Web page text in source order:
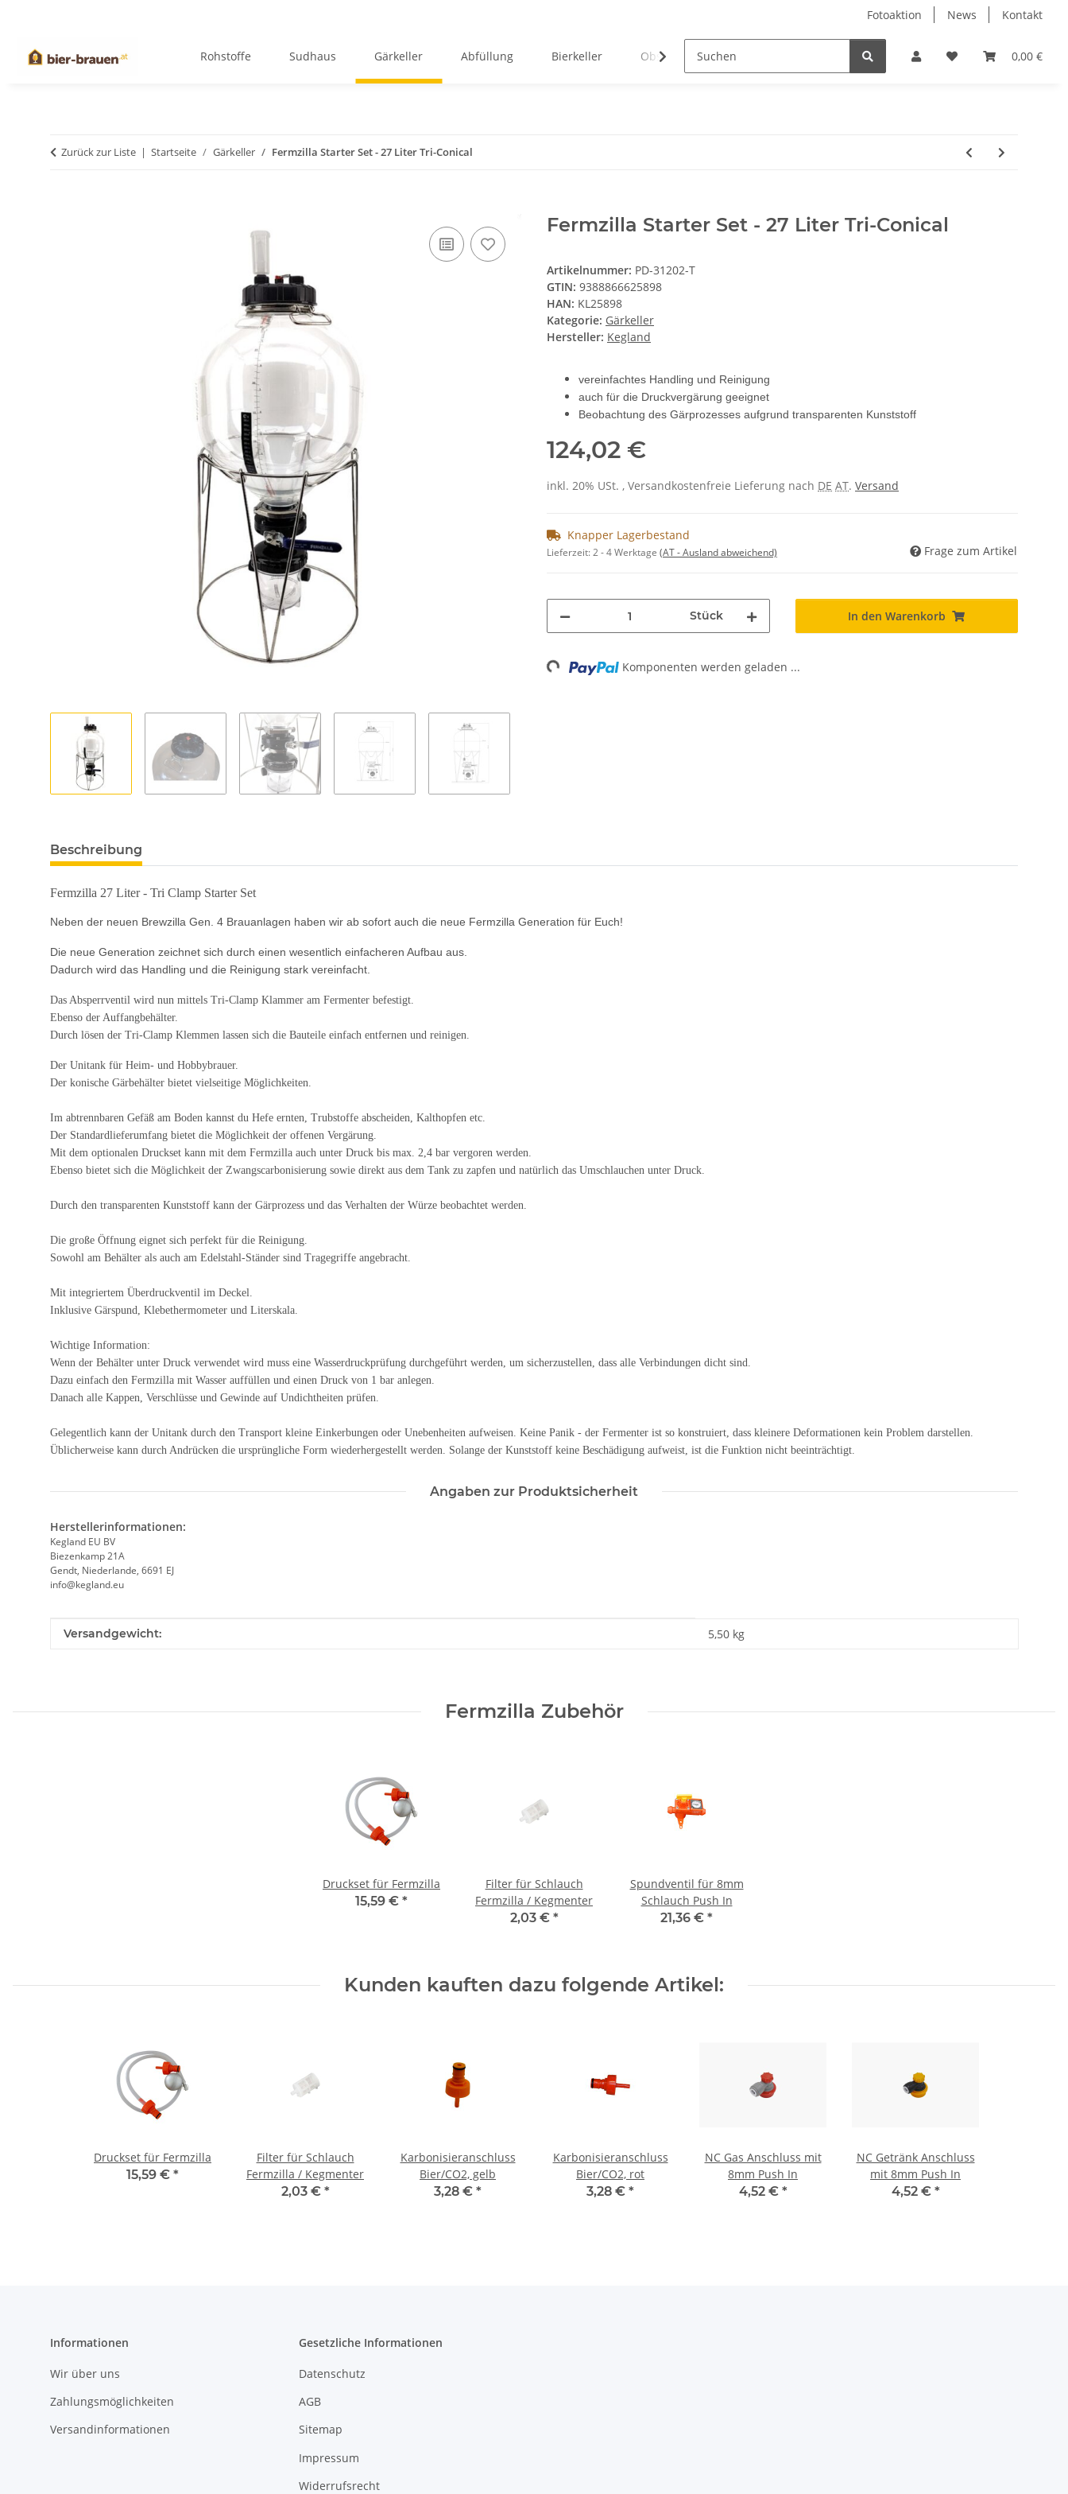
Fotoaktion News Kontakt
0,00 €
Rohstoffe Sudhaus Gärkeller Abfüllung Bierkeller Obstverarbeitung Nützliches Ersatzteile
Zurück zur Liste Startseite Gärkeller Fermzilla Starter Set - 27 Liter Tri-Conical
Fermzilla Starter Set - 27 Liter Tri-Conical
Artikelnummer: PD-31202-T
GTIN: 9388866625898
HAN: KL25898
Kategorie: Gärkeller
Hersteller: Kegland
vereinfachtes Handling und Reinigung
auch für die Druckvergärung geeignet
Beobachtung des Gärprozesses aufgrund transparenten Kunststoff
124,02 €
inkl. 20% USt. , Versandkostenfreie Lieferung nach DE AT. Versand
Knapper Lagerbestand
Lieferzeit:2 - 4 Werktage (AT - Ausland abweichend) Frage zum Artikel
Stück In den Warenkorb
Loading... Komponenten werden geladen ...
Beschreibung
Fermzilla 27 Liter - Tri Clamp Starter Set
Neben der neuen Brewzilla Gen. 4 Brauanlagen haben wir ab sofort auch die neue Fermzilla Generation für Euch!
Die neue Generation zeichnet sich durch einen wesentlich einfacheren Aufbau aus.
Dadurch wird das Handling und die Reinigung stark vereinfacht.
Das Absperrventil wird nun mittels Tri-Clamp Klammer am Fermenter befestigt.
Ebenso der Auffangbehälter.
Durch lösen der Tri-Clamp Klemmen lassen sich die Bauteile einfach entfernen und reinigen.
Der Unitank für Heim- und Hobbybrauer.
Der konische Gärbehälter bietet vielseitige Möglichkeiten.
Im abtrennbaren Gefäß am Boden kannst du Hefe ernten, Trubstoffe abscheiden, Kalthopfen etc.
Der Standardlieferumfang bietet die Möglichkeit der offenen Vergärung.
Mit dem optionalen Druckset kann mit dem Fermzilla auch unter Druck bis max. 2,4 bar vergoren werden.
Ebenso bietet sich die Möglichkeit der Zwangscarbonisierung sowie direkt aus dem Tank zu zapfen und natürlich das Umschlauchen unter Druck.
Durch den transparenten Kunststoff kann der Gärprozess und das Verhalten der Würze beobachtet werden.
Die große Öffnung eignet sich perfekt für die Reinigung.
Sowohl am Behälter als auch am Edelstahl-Ständer sind Tragegriffe angebracht.
Mit integriertem Überdruckventil im Deckel.
Inklusive Gärspund, Klebethermometer und Literskala.
Wichtige Information:
Wenn der Behälter unter Druck verwendet wird muss eine Wasserdruckprüfung durchgeführt werden, um sicherzustellen, dass alle Verbindungen dicht sind.
Dazu einfach den Fermzilla mit Wasser auffüllen und einen Druck von 1 bar anlegen.
Danach alle Kappen, Verschlüsse und Gewinde auf Undichtheiten prüfen.
Gelegentlich kann der Unitank durch den Transport kleine Einkerbungen oder Unebenheiten aufweisen. Keine Panik - der Fermenter ist so konstruiert, dass kleinere Deformationen kein Problem darstellen.
Üblicherweise kann durch Andrücken die ursprüngliche Form wiederhergestellt werden. Solange der Kunststoff keine Beschädigung aufweist, ist die Funktion nicht beeinträchtigt.
Angaben zur Produktsicherheit
Herstellerinformationen:
Kegland EU BV
Biezenkamp 21A
Gendt, Niederlande, 6691 EJ
info@kegland.eu
Produkteigenschaft
Wert
Versandgewicht: 5,50 kg
Fermzilla Zubehör
Druckset für Fermzilla
15,59 € *
Filter für Schlauch
Fermzilla / Kegmenter
2,03 € *
Spundventil für 8mm
Schlauch Push In
21,36 € *
Kunden kauften dazu folgende Artikel:
Druckset für Fermzilla
15,59 € *
Filter für Schlauch
Fermzilla / Kegmenter
2,03 € *
Karbonisieranschluss
Bier/CO2, gelb
3,28 € *
Karbonisieranschluss
Bier/CO2, rot
3,28 € *
NC Gas Anschluss mit
8mm Push In
4,52 € *
NC Getränk Anschluss
mit 8mm Push In
4,52 € *
Informationen
Wir über uns
Zahlungsmöglichkeiten
Versandinformationen
Gesetzliche Informationen
Datenschutz
AGB
Sitemap
Impressum
Widerrufsrecht